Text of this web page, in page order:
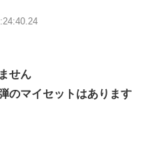
せん
のマイセットはあります